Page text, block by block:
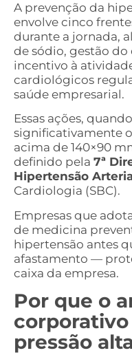
A prevenção da
envolve cinco
durante a jornada,
de sódio, gestão do
incentivo à
cardiológicos
saúde empresarial.
Essas ações,
significativamente
acima de 140×90
definido pela 7ª
Hipertensão
Cardiologia (SBC).
Empresas que
de medicina
hipertensão antes
afastamento —
caixa da empresa.
Por que o
pressão